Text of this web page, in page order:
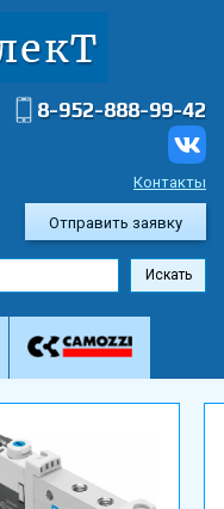
Искать
8-952-888-99-42
Контакты
Отправить заявку